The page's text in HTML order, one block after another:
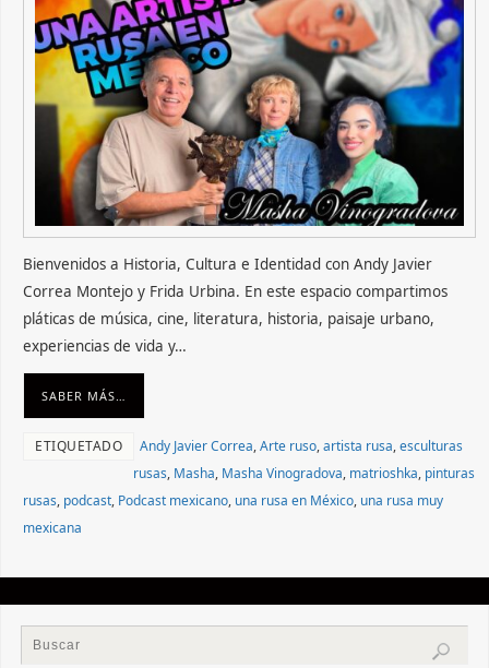
Bienvenidos a Historia, Cultura e Identidad con Andy Javier
Correa Montejo y Frida Urbina. En este espacio compartimos
pláticas de música, cine, literatura, historia, paisaje urbano,
experiencias de vida y…
SABER MÁS…
ETIQUETADO Andy Javier Correa,Arte ruso,artista rusa,esculturas
rusas, Masha, Masha Vinogradova, matrioshka, pinturas
rusas, podcast, Podcast mexicano, una rusa en México, una rusa muy
mexicana